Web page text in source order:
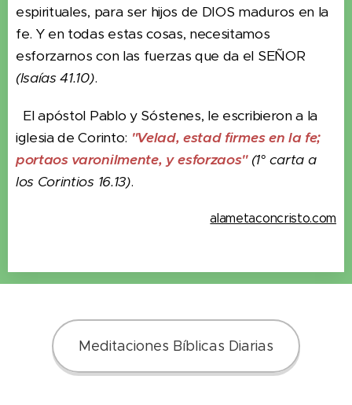
espirituales, para ser hijos de DIOS maduros en la
fe. Y en todas estas cosas, necesitamos
esforzarnos con las fuerzas que da el SEÑOR
(Isaías 41.10).
El apóstol Pablo y Sóstenes, le escribieron a la
iglesia de Corinto: "Velad, estad firmes en la fe;
portaos varonilmente, y esforzaos"(1° carta a
los Corintios 16.13).
alametaconcristo.com
Meditaciones Bíblicas Diarias